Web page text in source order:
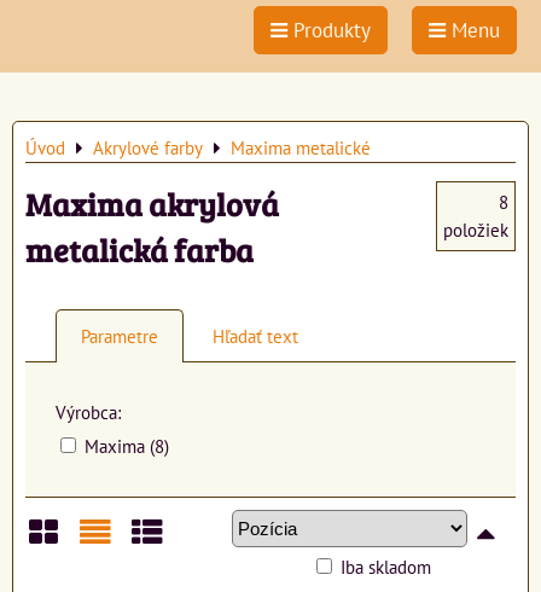
Produkty Menu
Úvod Akrylové farby Maxima metalické
Maxima akrylová
metalická farba
8
položiek
Parametre Hľadať text
Výrobca:
Maxima (8)
Iba skladom